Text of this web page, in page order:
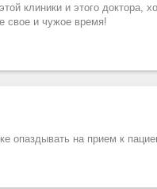
клиники и этого
свое и чужое время!
опаздывать на прием к